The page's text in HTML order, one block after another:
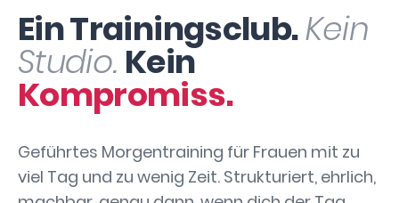
Ein Trainingsclub.Kein
Studio. Kein
Kompromiss.
Geführtes Morgentraining für Frauen mit zu
viel Tag und zu wenig Zeit. Strukturiert, ehrlich,